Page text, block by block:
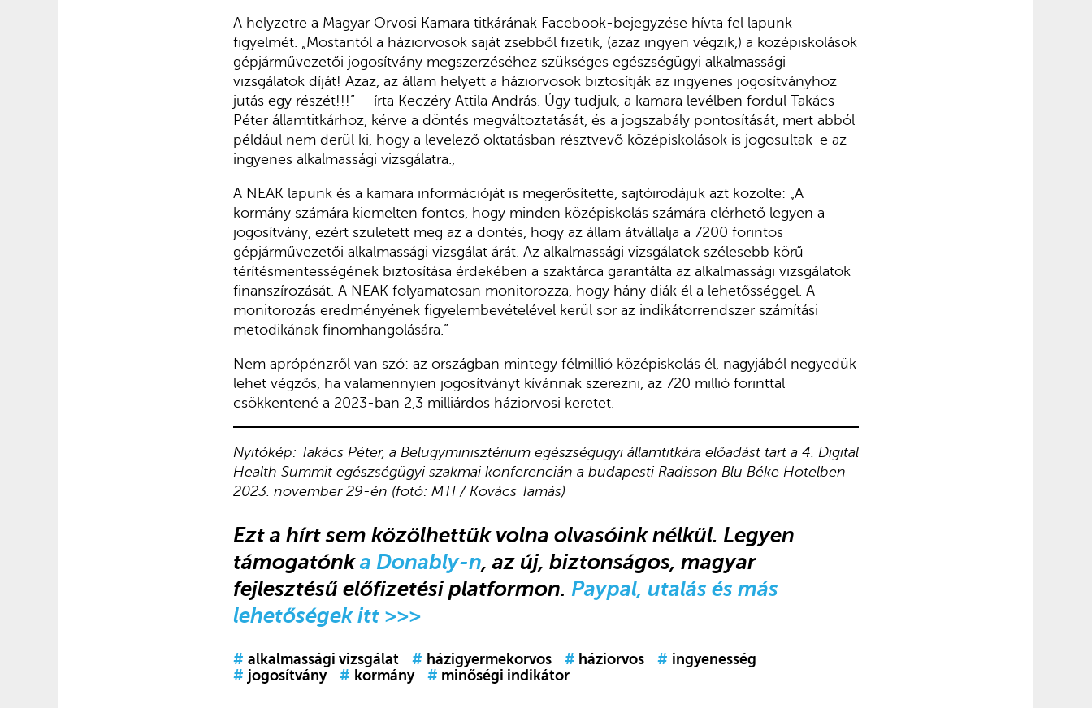
A helyzetre a Magyar Orvosi Kamara titkárának Facebook-bejegyzése hívta fel lapunk
figyelmét. „Mostantól a háziorvosok saját zsebből fizetik, (azaz ingyen végzik,) a középiskolások
gépjárművezetői jogosítvány megszerzéséhez szükséges egészségügyi alkalmassági
vizsgálatok díját! Azaz, az állam helyett a háziorvosok biztosítják az ingyenes jogosítványhoz
jutás egy részét!!!” – írta Keczéry Attila András. Úgy tudjuk, a kamara levélben fordul Takács
Péter államtitkárhoz, kérve a döntés megváltoztatását, és a jogszabály pontosítását, mert abból
például nem derül ki, hogy a levelező oktatásban résztvevő középiskolások is jogosultak-e az
ingyenes alkalmassági vizsgálatra.,
A NEAK lapunk és a kamara információját is megerősítette, sajtóirodájuk azt közölte: „A
kormány számára kiemelten fontos, hogy minden középiskolás számára elérhető legyen a
jogosítvány, ezért született meg az a döntés, hogy az állam átvállalja a 7200 forintos
gépjárművezetői alkalmassági vizsgálat árát. Az alkalmassági vizsgálatok szélesebb körű
térítésmentességének biztosítása érdekében a szaktárca garantálta az alkalmassági vizsgálatok
finanszírozását. A NEAK folyamatosan monitorozza, hogy hány diák él a lehetősséggel. A
monitorozás eredményének figyelembevételével kerül sor az indikátorrendszer számítási
metodikának finomhangolására.”
Nem aprópénzről van szó: az országban mintegy félmillió középiskolás él, nagyjából negyedük
lehet végzős, ha valamennyien jogosítványt kívánnak szerezni, az 720 millió forinttal
csökkentené a 2023-ban 2,3 milliárdos háziorvosi keretet.
Nyitókép: Takács Péter, a Belügyminisztérium egészségügyi államtitkára előadást tart a 4. Digital
Health Summit egészségügyi szakmai konferencián a budapesti Radisson Blu Béke Hotelben
2023. november 29-én (fotó: MTI / Kovács Tamás)
Ezt a hírt sem közölhettük volna olvasóink nélkül. Legyen
támogatónka Donably-n, az új, biztonságos, magyar
fejlesztésű előfizetési platformon. Paypal, utalás és más
lehetőségek itt >>>
# alkalmassági vizsgálat # házigyermekorvos # háziorvos # ingyenesség
# jogosítvány # kormány # minőségi indikátor